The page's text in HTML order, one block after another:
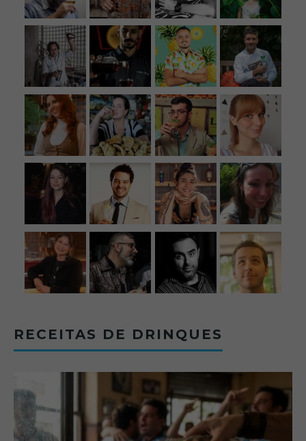
RECEITAS DE DRINQUES